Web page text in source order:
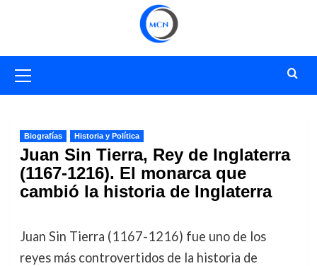
primario
Biografías Historia y Política
Juan Sin Tierra, Rey de Inglaterra
(1167-1216). El monarca que
cambió la historia de Inglaterra
Juan Sin Tierra (1167-1216) fue uno de los
reyes más controvertidos de la historia de